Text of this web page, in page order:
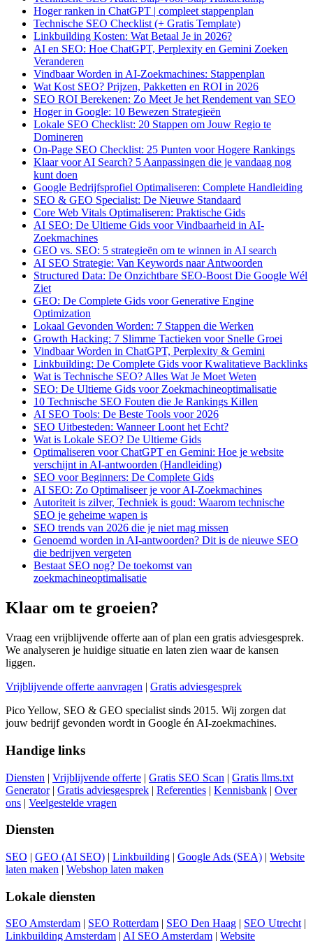
Hoger ranken in ChatGPT | compleet stappenplan
Technische SEO Checklist (+ Gratis Template)
Linkbuilding Kosten: Wat Betaal Je in 2026?
AI en SEO: Hoe ChatGPT, Perplexity en Gemini Zoeken
Veranderen
Vindbaar Worden in AI-Zoekmachines: Stappenplan
Wat Kost SEO? Prijzen, Pakketten en ROI in 2026
SEO ROI Berekenen: Zo Meet Je het Rendement van SEO
Hoger in Google: 10 Bewezen Strategieën
Lokale SEO Checklist: 20 Stappen om Jouw Regio te
Domineren
On-Page SEO Checklist: 25 Punten voor Hogere Rankings
Klaar voor AI Search? 5 Aanpassingen die je vandaag nog
kunt doen
Google Bedrijfsprofiel Optimaliseren: Complete Handleiding
SEO & GEO Specialist: De Nieuwe Standaard
Core Web Vitals Optimaliseren: Praktische Gids
AI SEO: De Ultieme Gids voor Vindbaarheid in AI-
Zoekmachines
GEO vs. SEO: 5 strategieën om te winnen in AI search
AI SEO Strategie: Van Keywords naar Antwoorden
Structured Data: De Onzichtbare SEO-Boost Die Google Wél
Ziet
GEO: De Complete Gids voor Generative Engine
Optimization
Lokaal Gevonden Worden: 7 Stappen die Werken
Growth Hacking: 7 Slimme Tactieken voor Snelle Groei
Vindbaar Worden in ChatGPT, Perplexity & Gemini
Linkbuilding: De Complete Gids voor Kwalitatieve Backlinks
Wat is Technische SEO? Alles Wat Je Moet Weten
SEO: De Ultieme Gids voor Zoekmachineoptimalisatie
10 Technische SEO Fouten die Je Rankings Killen
AI SEO Tools: De Beste Tools voor 2026
SEO Uitbesteden: Wanneer Loont het Echt?
Wat is Lokale SEO? De Ultieme Gids
Optimaliseren voor ChatGPT en Gemini: Hoe je website
verschijnt in AI-antwoorden (Handleiding)
SEO voor Beginners: De Complete Gids
AI SEO: Zo Optimaliseer je voor AI-Zoekmachines
Autoriteit is zilver, Techniek is goud: Waarom technische
SEO je geheime wapen is
SEO trends van 2026 die je niet mag missen
Genoemd worden in AI-antwoorden? Dit is de nieuwe SEO
die bedrijven vergeten
Bestaat SEO nog? De toekomst van
zoekmachineoptimalisatie
Klaar om te groeien?
Vraag een vrijblijvende offerte aan of plan een gratis adviesgesprek.
We analyseren je huidige situatie en laten zien waar de kansen
liggen.
Vrijblijvende offerte aanvragen | Gratis adviesgesprek
Pico Yellow, SEO & GEO specialist sinds 2015. Wij zorgen dat
jouw bedrijf gevonden wordt in Google én AI-zoekmachines.
Handige links
Diensten | Vrijblijvende offerte | Gratis SEO Scan | Gratis llms.txt
Generator| Gratis adviesgesprek | Referenties | Kennisbank | Over
ons | Veelgestelde vragen
Diensten
SEO | GEO (AI SEO) | Linkbuilding | Google Ads (SEA) | Website
laten maken | Webshop laten maken
Lokale diensten
SEO Amsterdam | SEO Rotterdam | SEO Den Haag | SEO Utrecht|
Linkbuilding Amsterdam | AI SEO Amsterdam | Website